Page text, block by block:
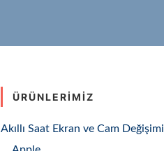
ÜRÜNLERIMIZ
Akıllı Saat Ekran ve Cam Değişimi